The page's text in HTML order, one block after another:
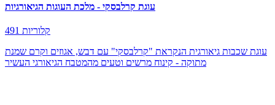
עוגת קרלבסקי - מלכת העוגות הגיאורגיות
491 קלוריות
עוגת שכבות גיאורגית הנקראת "קרלבסקי" עם דבש, אגוזים וקרם שמנת
מתוקה - קינוח מרשים וטעים מהמטבח הגיאורגי העשיר